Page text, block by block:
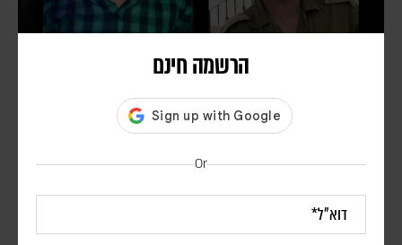
הרשמה חינם
Or
שני לוחמי צה"ל במילואים נהרגו בדרום לבנון
רס"ן (מיל') הראל בירנשטוק ז"ל ורס"ם (מיל') תמיר וקנין ז"ל נהרגו כתוצאה